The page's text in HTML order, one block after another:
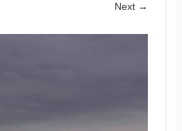
Next →